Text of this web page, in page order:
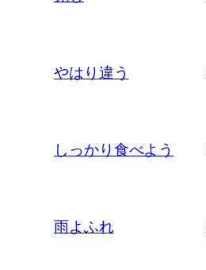
やはり違う
しっかり食べよう
雨よふれ